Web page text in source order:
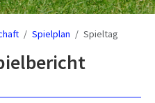
Spielplan Spieltag